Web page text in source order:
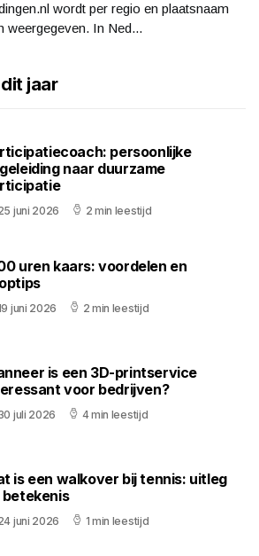
wordt per regio en plaatsnaam
weergegeven. In Ned...
jaar
persoonlijke
naar duurzame
juni 2026 2 min leestijd
uren kaars: voordelen en
juni 2026 2 min leestijd
is een 3D-printservice
voor bedrijven?
juli 2026 4 min leestijd
is een walkover bij tennis: uitleg
betekenis
juni 2026 1 min leestijd